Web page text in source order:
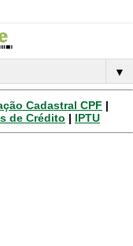
▼
Cadastral CPF |
de Crédito | IPTU